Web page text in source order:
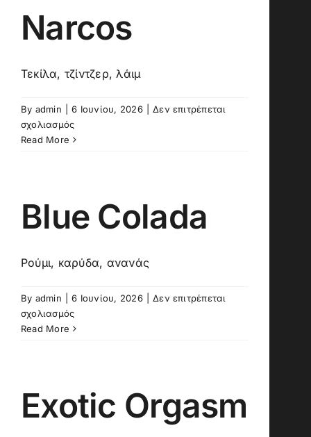
Narcos
Τεκίλα, τζίντζερ, λάιμ
By admin 6 Ιουνίου, 2026
Δεν επιτρέπεται
σχολιασμόςστο
Narcos
Read More
Blue Colada
Ρούμι, καρύδα, ανανάς
By admin 6 Ιουνίου, 2026
Δεν επιτρέπεται
σχολιασμόςστο
Blue
Read More
Exotic Orgasm